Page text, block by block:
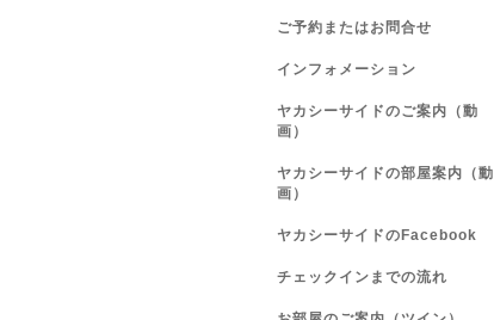
ご予約またはお問合せ
インフォメーション
ヤカシーサイドのご案内（動
画）
ヤカシーサイドの部屋案内（動
画）
ヤカシーサイドのFacebook
チェックインまでの流れ